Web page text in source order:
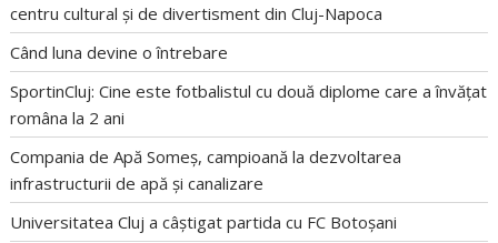
centru cultural și de divertisment din Cluj-Napoca
Când luna devine o întrebare
SportinCluj: Cine este fotbalistul cu două diplome care a învățat
româna la 2 ani
Compania de Apă Someș, campioană la dezvoltarea
infrastructurii de apă și canalizare
Universitatea Cluj a câștigat partida cu FC Botoșani